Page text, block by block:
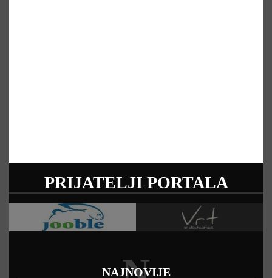
PRIJATELJI PORTALA
NAJNOVIJE